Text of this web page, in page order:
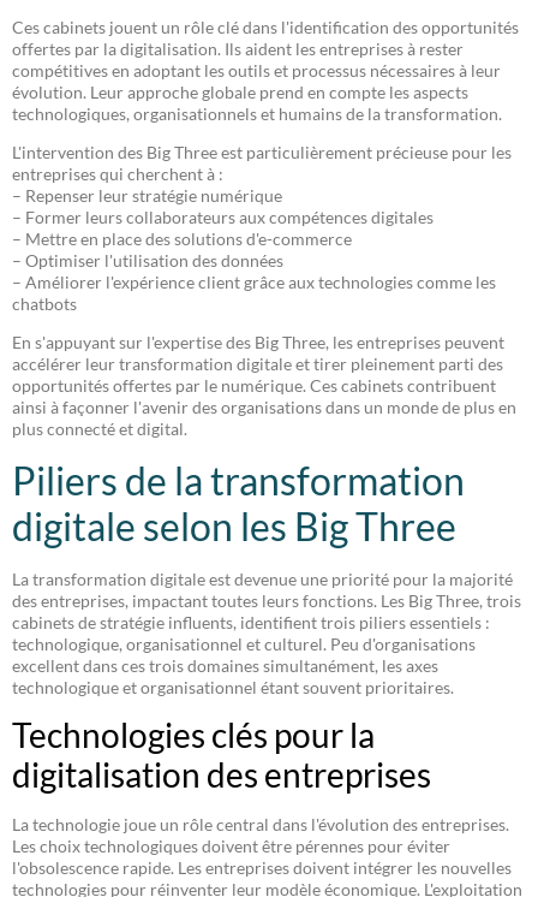
Ces cabinets jouent un rôle clé dans l'identification des opportunités
offertes par la digitalisation. Ils aident les entreprises à rester
compétitives en adoptant les outils et processus nécessaires à leur
évolution. Leur approche globale prend en compte les aspects
technologiques, organisationnels et humains de la transformation.
L'intervention des Big Three est particulièrement précieuse pour les
entreprises qui cherchent à :
– Repenser leur stratégie numérique
– Former leurs collaborateurs aux compétences digitales
– Mettre en place des solutions d'e-commerce
– Optimiser l'utilisation des données
– Améliorer l'expérience client grâce aux technologies comme les
chatbots
En s'appuyant sur l'expertise des Big Three, les entreprises peuvent
accélérer leur transformation digitale et tirer pleinement parti des
opportunités offertes par le numérique. Ces cabinets contribuent
ainsi à façonner l'avenir des organisations dans un monde de plus en
plus connecté et digital.
Piliers de la transformation
digitale selon les Big Three
La transformation digitale est devenue une priorité pour la majorité
des entreprises, impactant toutes leurs fonctions. Les Big Three, trois
cabinets de stratégie influents, identifient trois piliers essentiels :
technologique, organisationnel et culturel. Peu d'organisations
excellent dans ces trois domaines simultanément, les axes
technologique et organisationnel étant souvent prioritaires.
Technologies clés pour la
digitalisation des entreprises
La technologie joue un rôle central dans l'évolution des entreprises.
Les choix technologiques doivent être pérennes pour éviter
l'obsolescence rapide. Les entreprises doivent intégrer les nouvelles
technologies pour réinventer leur modèle économique. L'exploitation